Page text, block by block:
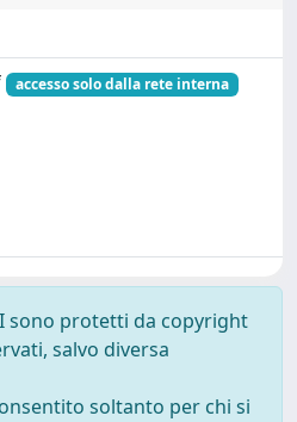
accesso solo dalla rete interna
sono protetti da copyright
salvo diversa
soltanto per chi si